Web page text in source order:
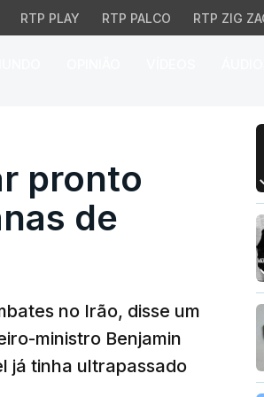
RTP PLAY RTP PALCO RTP ZIG
para
pronto
de
no Irão, disse um
ministro Benjamin
já tinha ultrapassado